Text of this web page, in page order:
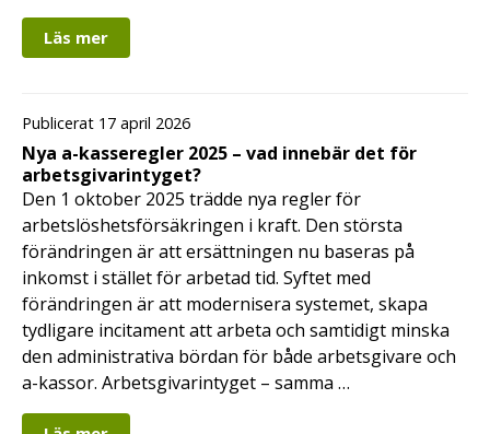
Läs mer
Publicerat 17 april 2026
Nya a-kasseregler 2025 – vad innebär det för
arbetsgivarintyget?
Den 1 oktober 2025 trädde nya regler för
arbetslöshetsförsäkringen i kraft. Den största
förändringen är att ersättningen nu baseras på
inkomst i stället för arbetad tid. Syftet med
förändringen är att modernisera systemet, skapa
tydligare incitament att arbeta och samtidigt minska
den administrativa bördan för både arbetsgivare och
a-kassor. Arbetsgivarintyget – samma …